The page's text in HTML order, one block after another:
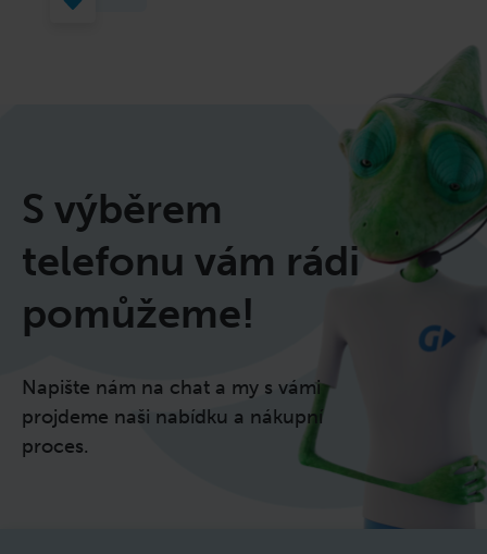
S výběrem
telefonu vám rádi
pomůžeme!
Napište nám na chat a my s vámi
projdeme naši nabídku a nákupní
proces.